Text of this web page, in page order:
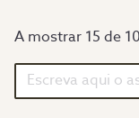
A mostrar 15 de